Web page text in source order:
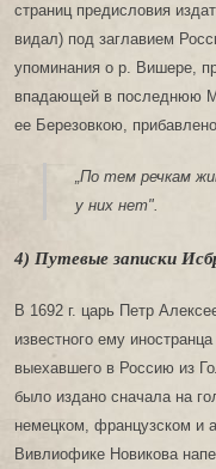
страниц предисловия
видал) под заглавием
упоминания о р. Вишере,
впадающей в последнюю
ее Березовкою,
„По тем речкам
у них нет".
4) Путевые записки
В 1692 г. царь Петр
известного ему
выехавшего в Россию из
было издано сначала на
немецком, французском и
Вивлиофике Новикова